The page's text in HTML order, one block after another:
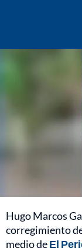
Hugo Marcos
corregimiento
medio deEl